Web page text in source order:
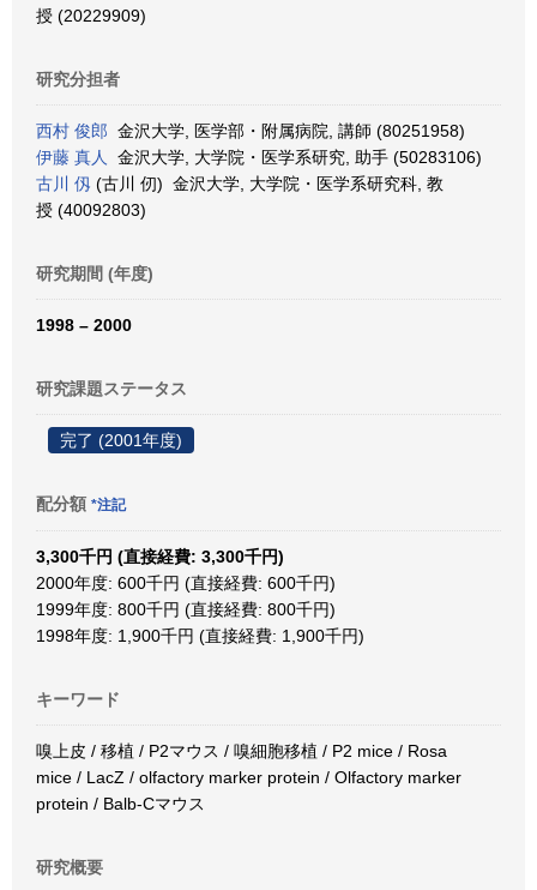
授 (20229909)
研究分担者
西村 俊郎 金沢大学, 医学部・附属病院, 講師 (80251958)
伊藤 真人
金沢大学, 大学院・医学系研究, 助手 (50283106)
古川 仭 (古川 仞) 金沢大学, 大学院・医学系研究科, 教
授 (40092803)
研究期間 (年度)
1998 – 2000
研究課題ステータス
完了 (2001年度)
配分額 *注記
3,300千円 (直接経費: 3,300千円)
2000年度: 600千円 (直接経費: 600千円)
1999年度: 800千円 (直接経費: 800千円)
1998年度: 1,900千円 (直接経費: 1,900千円)
キーワード
嗅上皮 / 移植 / P2マウス / 嗅細胞移植 / P2 mice / Rosa
mice / LacZ / olfactory marker protein / Olfactory marker
protein / Balb-Cマウス
研究概要